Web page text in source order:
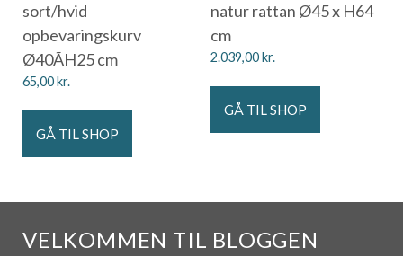
sort/hvid
opbevaringskurv
Ø40ÃH25 cm
65,00kr.
GÅ TIL SHOP
natur rattan Ø45 x H64
cm
2.039,00kr.
GÅ TIL SHOP
VELKOMMEN TIL BLOGGEN